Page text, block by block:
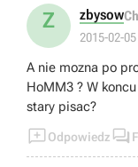
Z zbysow
2015-02-
A nie mozna po
HoMM3 ? W
stary pisac?
Odpowiedz 